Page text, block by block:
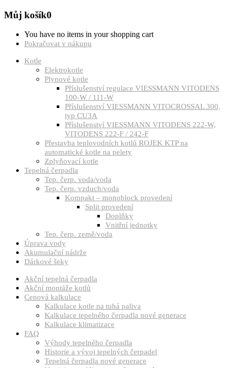
Můj košík0
You have no items in your shopping cart
Pokračovat v nákupu
Kotle
Elektrokotle
Plynové kotle
Příslušenství regulace VIESSMANN VITODENS
100-W / 111-W
Příslušenství VIESSMANN VITOCROSSAL 300,
typ CU3A
Příslušenství VIESSMANN VITODENS 222-W,
VITODENS 222-F / 242-F
Přestavba teplovodních kotlů ROJEK KTP na
automatické kotle na pelety
Zplyňovací kotle
Tepelná čerpadla
Tep. čerp. voda/voda
Tep. čerp. vzduch/voda
Kompakt – monoblock provedení
Split provedení
Doplňky
Vnitřní jednotky
Tep. čerp. země/voda
Úprava vody
Akumulační nádrže
Dárkové šeky
Akční tepelná čerpadla
Akční montáže kotlů
Cenová kalkulace
Kalkulace kotle na tuhá paliva
Kalkulace tepelného čerpadla nové generace
Kalkulace klimatizace
FAQ
Výhody tepelného čerpadla
Historie a vývoj tepelných čerpadel
Tepelná čerpadla nové generace